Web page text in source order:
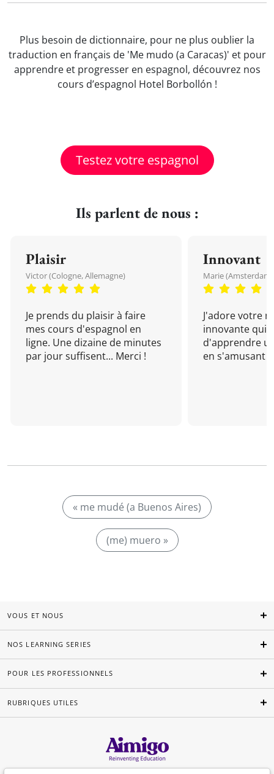
Plus besoin de dictionnaire, pour ne plus oublier la
traduction en français de 'Me mudo (a Caracas)' et pour
apprendre et progresser en espagnol, découvrez nos
cours d’espagnol Hotel Borbollón !
Testez votre espagnol
Ils parlent de nous :
Plaisir
Victor (Cologne, Allemagne)
Je prends du plaisir à faire
mes cours d'espagnol en
ligne. Une dizaine de minutes
par jour suffisent... Merci !
Innovant
Marie (Amsterdam,
J'adore votre
innovante qui
d'apprendre
en s'amusant !
« me mudé (a Buenos Aires)
(me) muero »
VOUS ET NOUS
NOS LEARNING SERIES
POUR LES PROFESSIONNELS
RUBRIQUES UTILES